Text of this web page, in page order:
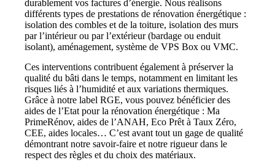
durablement vos factures d’énergie. Nous réalisons
différents types de prestations de rénovation énergétique :
isolation des combles et de la toiture, isolation des murs
par l’intérieur ou par l’extérieur (bardage ou enduit
isolant), aménagement, système de VPS Box ou VMC.
Ces interventions contribuent également à préserver la
qualité du bâti dans le temps, notamment en limitant les
risques liés à l’humidité et aux variations thermiques.
Grâce à notre label RGE, vous pouvez bénéficier des
aides de l’Etat pour la rénovation énergétique : Ma
PrimeRénov, aides de l’ANAH, Eco Prêt à Taux Zéro,
CEE, aides locales… C’est avant tout un gage de qualité
démontrant notre savoir-faire et notre rigueur dans le
respect des règles et du choix des matériaux.